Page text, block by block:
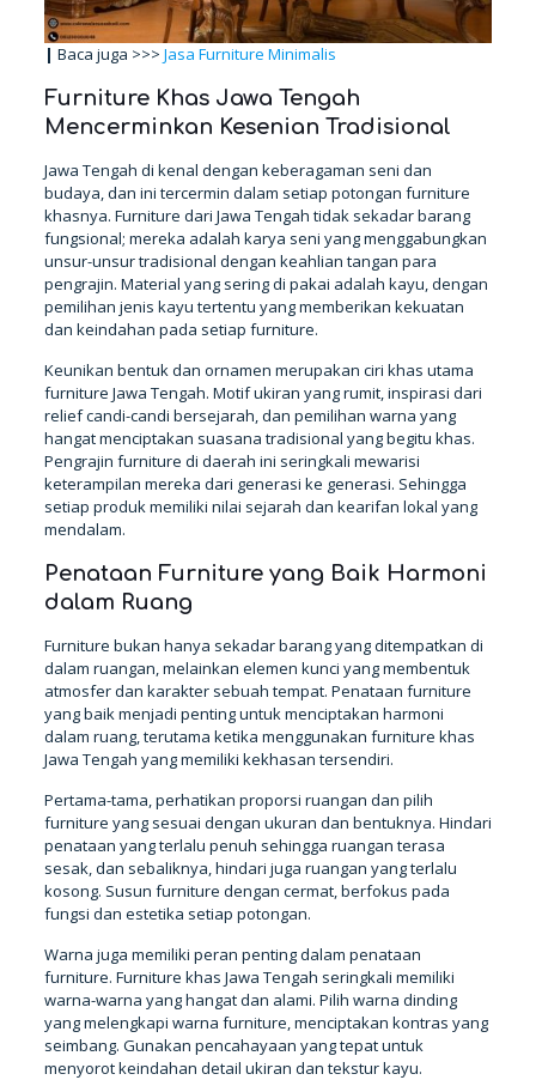
| Baca juga >>> Jasa Furniture Minimalis
Furniture Khas Jawa Tengah
Mencerminkan Kesenian Tradisional
Jawa Tengah di kenal dengan keberagaman seni dan
budaya, dan ini tercermin dalam setiap potongan furniture
khasnya. Furniture dari Jawa Tengah tidak sekadar barang
fungsional; mereka adalah karya seni yang menggabungkan
unsur-unsur tradisional dengan keahlian tangan para
pengrajin. Material yang sering di pakai adalah kayu, dengan
pemilihan jenis kayu tertentu yang memberikan kekuatan
dan keindahan pada setiap furniture.
Keunikan bentuk dan ornamen merupakan ciri khas utama
furniture Jawa Tengah. Motif ukiran yang rumit, inspirasi dari
relief candi-candi bersejarah, dan pemilihan warna yang
hangat menciptakan suasana tradisional yang begitu khas.
Pengrajin furniture di daerah ini seringkali mewarisi
keterampilan mereka dari generasi ke generasi. Sehingga
setiap produk memiliki nilai sejarah dan kearifan lokal yang
mendalam.
Penataan Furniture yang Baik Harmoni
dalam Ruang
Furniture bukan hanya sekadar barang yang ditempatkan di
dalam ruangan, melainkan elemen kunci yang membentuk
atmosfer dan karakter sebuah tempat. Penataan furniture
yang baik menjadi penting untuk menciptakan harmoni
dalam ruang, terutama ketika menggunakan furniture khas
Jawa Tengah yang memiliki kekhasan tersendiri.
Pertama-tama, perhatikan proporsi ruangan dan pilih
furniture yang sesuai dengan ukuran dan bentuknya. Hindari
penataan yang terlalu penuh sehingga ruangan terasa
sesak, dan sebaliknya, hindari juga ruangan yang terlalu
kosong. Susun furniture dengan cermat, berfokus pada
fungsi dan estetika setiap potongan.
Warna juga memiliki peran penting dalam penataan
furniture. Furniture khas Jawa Tengah seringkali memiliki
warna-warna yang hangat dan alami. Pilih warna dinding
yang melengkapi warna furniture, menciptakan kontras yang
seimbang. Gunakan pencahayaan yang tepat untuk
menyorot keindahan detail ukiran dan tekstur kayu.